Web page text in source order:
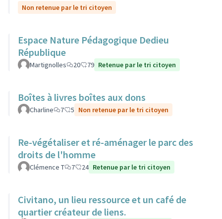
Non retenue par le tri citoyen
Espace Nature Pédagogique Dedieu
République
Martignolles 20 79 Retenue par le tri citoyen
Boîtes à livres boîtes aux dons
Charline 7 5 Non retenue par le tri citoyen
Re-végétaliser et ré-aménager le parc des
droits de l'homme
Clémence T 7 24 Retenue par le tri citoyen
Civitano, un lieu ressource et un café de
quartier créateur de liens.